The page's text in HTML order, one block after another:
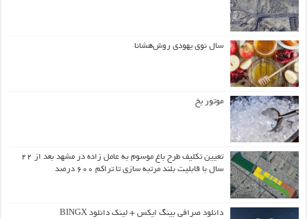
سال نوی یهودی روش‌هشانا
موتور یخ
تعیین تکلیف طرح باغ موسوم به عامل زاده در مشهد بعد از ۲۲
سال با قابلیت بلند مرتبه سازی تا تراکم ۶۰۰ درصد
دانلود صرافی بینگ ایکس + لینک دانلود BINGX